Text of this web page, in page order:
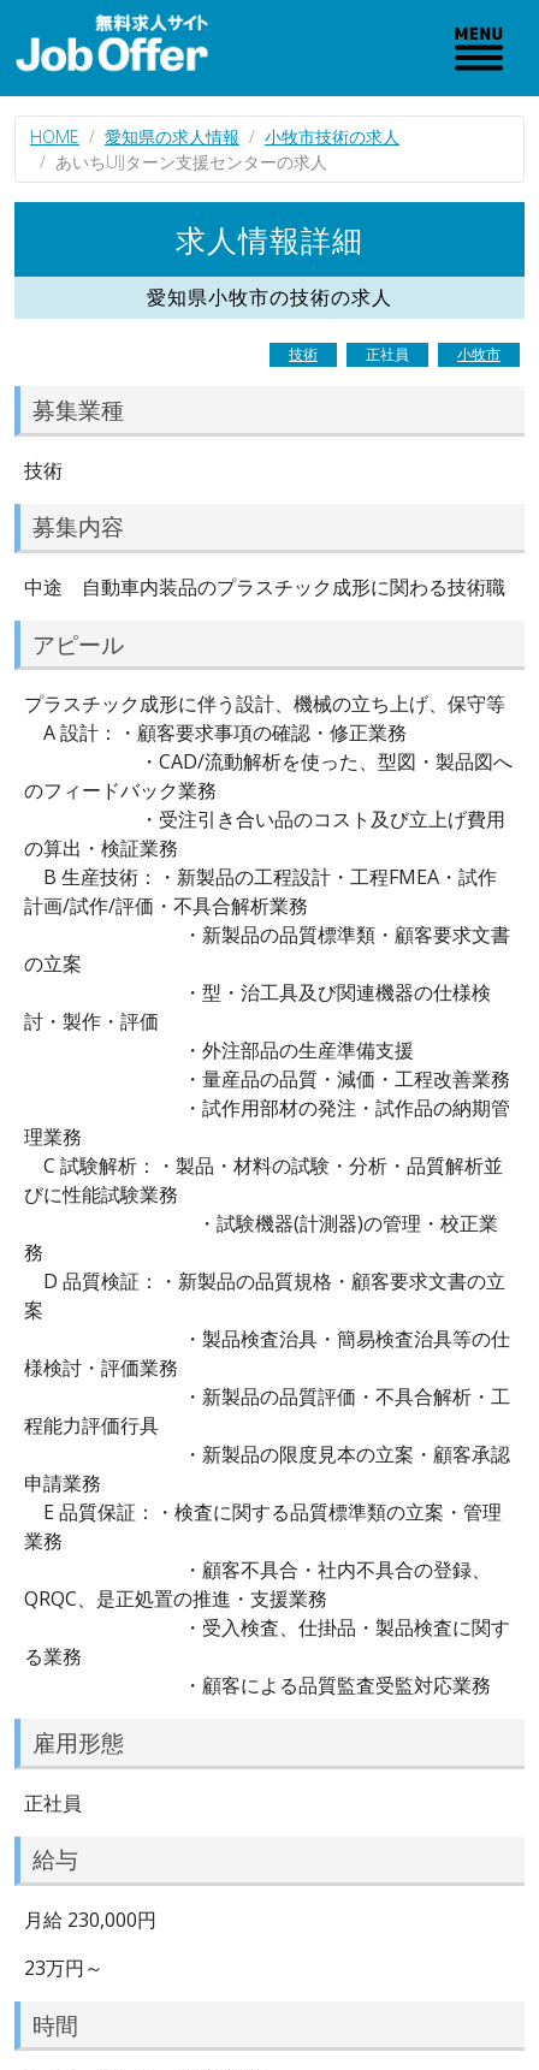
HOME 愛知県の求人情報
小牧市技術の求人
あいちUIJターン支援センターの求人
求人情報詳細
愛知県小牧市の技術の求人
技術 正社員 小牧市
募集業種
技術
募集内容
中途 自動車内装品のプラスチック成形に関わる技術職
アピール
プラスチック成形に伴う設計、機械の立ち上げ、保守等
A 設計：・顧客要求事項の確認・修正業務
・CAD/流動解析を使った、型図・製品図へ
のフィードバック業務
・受注引き合い品のコスト及び立上げ費用
の算出・検証業務
B 生産技術：・新製品の工程設計・工程FMEA・試作
計画/試作/評価・不具合解析業務
・新製品の品質標準類・顧客要求文書
の立案
・型・治工具及び関連機器の仕様検
討・製作・評価
・外注部品の生産準備支援
・量産品の品質・減価・工程改善業務
・試作用部材の発注・試作品の納期管
理業務
C 試験解析：・製品・材料の試験・分析・品質解析並
びに性能試験業務
・試験機器(計測器)の管理・校正業
務
D 品質検証：・新製品の品質規格・顧客要求文書の立
案
・製品検査治具・簡易検査治具等の仕
様検討・評価業務
・新製品の品質評価・不具合解析・工
程能力評価行具
・新製品の限度見本の立案・顧客承認
申請業務
E 品質保証：・検査に関する品質標準類の立案・管理
業務
・顧客不具合・社内不具合の登録、
QRQC、是正処置の推進・支援業務
・受入検査、仕掛品・製品検査に関す
る業務
・顧客による品質監査受監対応業務
雇用形態
正社員
給与
月給 230,000円
23万円～
時間